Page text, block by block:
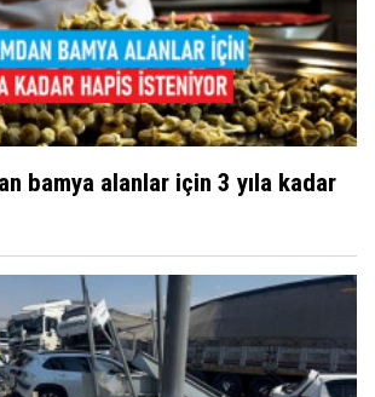
bamya alanlar için 3 yıla kadar